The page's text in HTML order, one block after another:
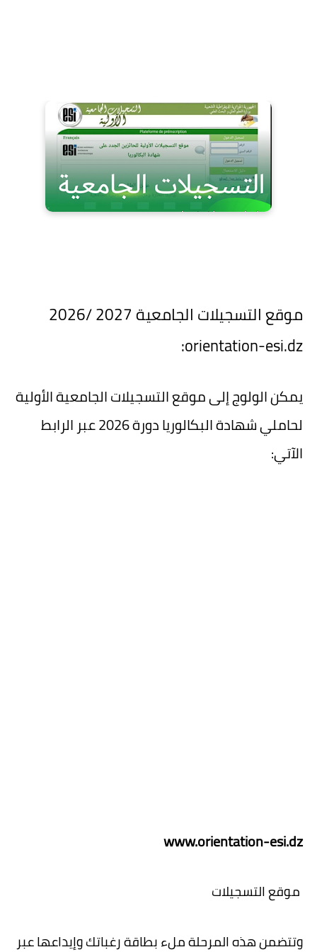
موقع التسجيلات الجامعية 2027 /2026
orientation-esi.dz:
يمكن الولوج إلى موقع التسجيلات الجامعية الأولية
لحاملي شهادة البكالوريا دورة 2026 عبر الرابط
الآتي:
www.orientation-esi.dz
موقع التسجيلات
وتتضمن هذه المرحلة ملء بطاقة رغباتك وإيداعها عبر